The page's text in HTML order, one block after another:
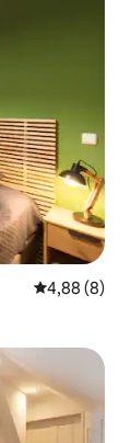
Évaluation
4,88 (8)